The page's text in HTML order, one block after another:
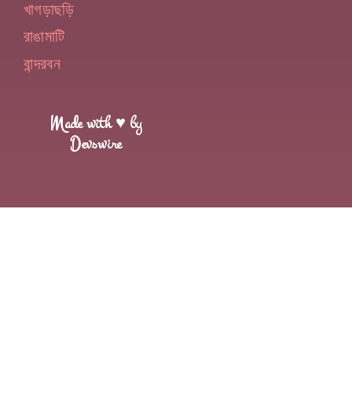
খাগড়াছড়ি
রাঙামাটি
বান্দরবন
Made with ♥ by
Devswire